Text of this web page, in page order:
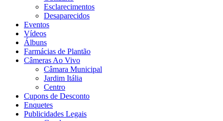
Esclarecimentos
Desaparecidos
Eventos
Vídeos
Álbuns
Farmácias de Plantão
Câmeras Ao Vivo
Câmara Municipal
Jardim Itália
Centro
Cupons de Desconto
Enquetes
Publicidades Legais